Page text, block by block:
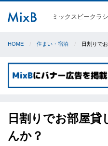
ミックスビークラ
HOME 住まい・宿泊 日割りで
日割りでお部屋
んか？